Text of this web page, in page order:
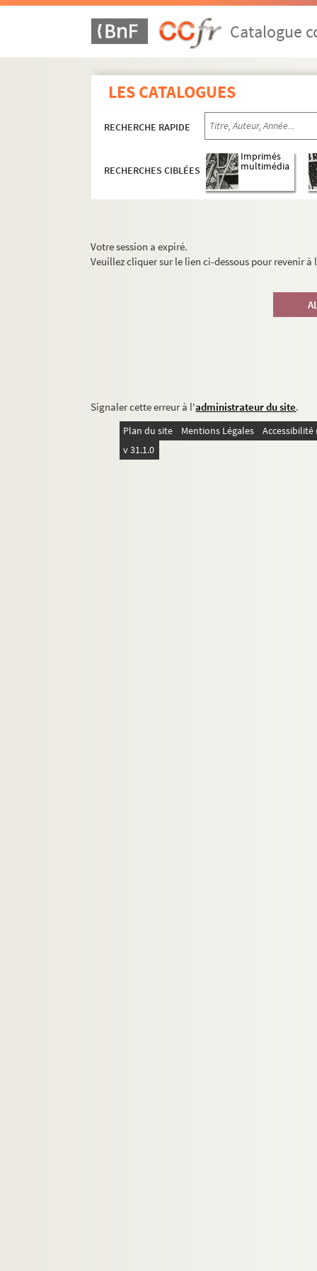
Catalogue
LES CATALOGUES
RECHERCHE RAPIDE
RECHERCHES CIBLÉES
Imprimés
multimédia
Votre session a expiré.
Veuillez cliquer sur le lien ci-dessous pour revenir
Signaler cette erreur à l'administrateur du site.
Plan du site Mentions Légales
v 31.1.0